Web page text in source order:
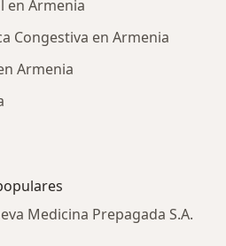
en Armenia
Congestiva en Armenia
Armenia
Medicina Prepagada S.A.